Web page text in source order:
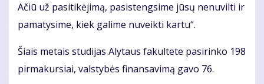
Ačiū už pa­si­ti­kė­ji­mą, pa­si­steng­si­me jū­sų ne­nu­vil­ti ir
pa­ma­ty­si­me, kiek ga­li­me nu­veik­ti kar­tu“.
Šiais me­tais stu­di­jas Aly­taus fa­kul­te­te pa­si­rin­ko 198
pir­ma­kur­siai, vals­ty­bės fi­nan­sa­vi­mą ga­vo 76.